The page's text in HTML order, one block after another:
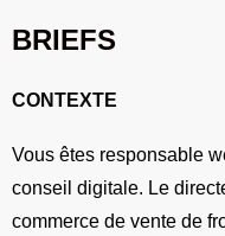
BRIEFS
CONTEXTE
Vous êtes responsable
conseil digitale. Le
commerce de vente de